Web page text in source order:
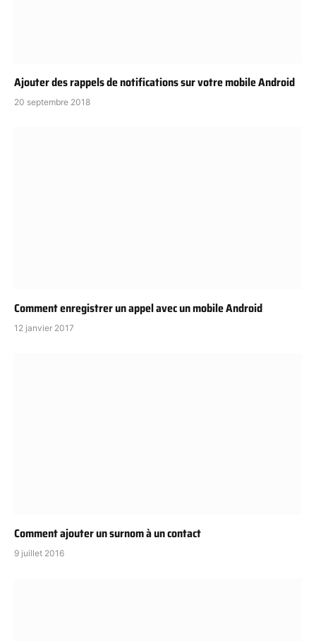
Ajouter des rappels de notifications sur votre mobile Android
20 septembre 2018
Comment enregistrer un appel avec un mobile Android
12 janvier 2017
Comment ajouter un surnom à un contact
9 juillet 2016